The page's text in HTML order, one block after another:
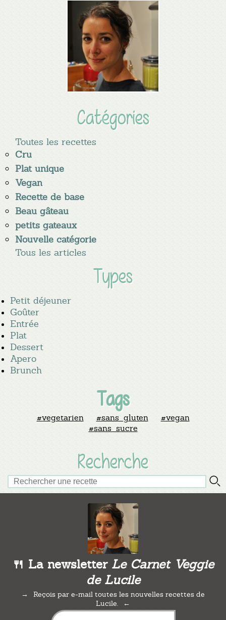
Catégories
Toutes les recettes
Cru
Plat unique
Vegan
Recette de base
Beau gâteau
petits gateaux
Nouvelle catégorie
Tous les articles
Types
Petit déjeuner
Goûter
Entrée
Plat
Dessert
Apero
Brunch
Tags
#vegetarien #sans_gluten
#vegan
#sans_sucre
Recherche
🍴 La newsletter Le Carnet Veggie
de Lucile
Reçois par e-mail toutes les nouvelles recettes de
Lucile.